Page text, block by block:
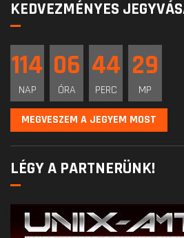
KEDVEZMÉNYES
114
NAP
06
ÓRA
44
PERC
29
MP
MEGVESZEM A JEGYEM MOST
LÉGY A PARTNERÜNK!